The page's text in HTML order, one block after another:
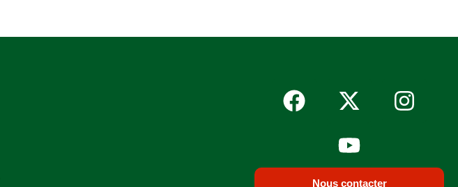
Nous contacter